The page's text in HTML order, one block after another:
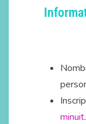
minuit.